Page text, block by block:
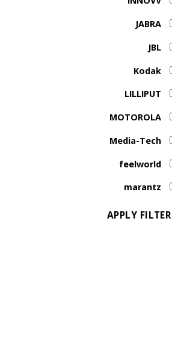
JABRA
JBL
Kodak
LILLIPUT
MOTOROLA
Media-Tech
feelworld
marantz
APPLY FILTER